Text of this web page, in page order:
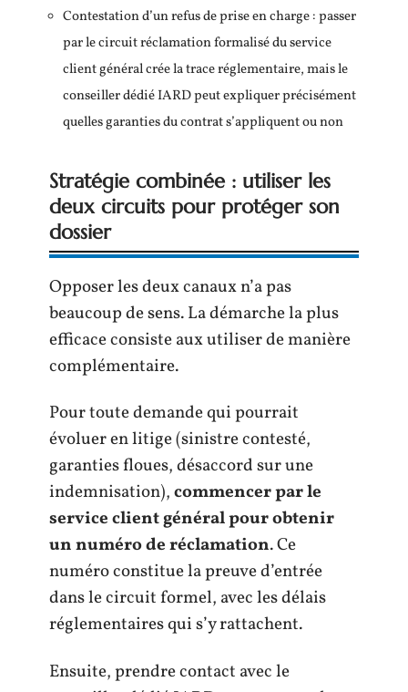
Contestation d’un refus de prise en charge : passer
par le circuit réclamation formalisé du service
client général crée la trace réglementaire, mais le
conseiller dédié IARD peut expliquer précisément
quelles garanties du contrat s’appliquent ou non
Stratégie combinée : utiliser les
deux circuits pour protéger son
dossier
Opposer les deux canaux n’a pas
beaucoup de sens. La démarche la plus
efficace consiste aux utiliser de manière
complémentaire.
Pour toute demande qui pourrait
évoluer en litige (sinistre contesté,
garanties floues, désaccord sur une
indemnisation),commencer par le
service client général pour obtenir
un numéro de réclamation. Ce
numéro constitue la preuve d’entrée
dans le circuit formel, avec les délais
réglementaires qui s’y rattachent.
Ensuite, prendre contact avec le